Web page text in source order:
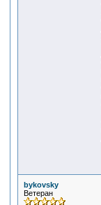
bykovsky
Ветеран